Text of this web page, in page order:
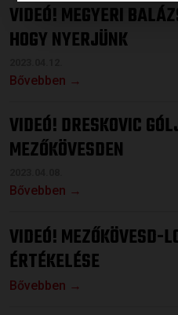
VIDEÓ! MEGYERI
HOGY NYERJÜNK
Bővebben →
VIDEÓ! DRESKOVIC
MEZŐKÖVESDEN
Bővebben →
VIDEÓ! MEZŐKÖVESD-
ÉRTÉKELÉSE
Bővebben →